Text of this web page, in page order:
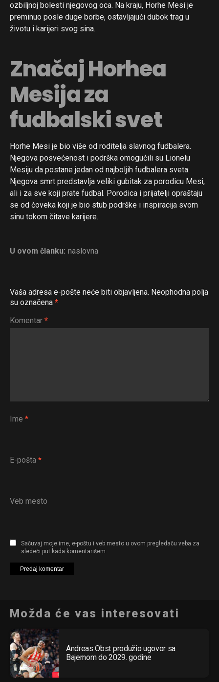
ozbiljnoj bolesti njegovog oca. Na kraju, Horhe Mesi je
preminuo posle duge borbe, ostavljajući dubok trag u
životu i karijeri svog sina.
Značaj Horhea
Mesija za
fudbalski svet
Horhe Mesi je bio više od roditelja slavnog fudbalera.
Njegova posvećenost i podrška omogućili su Lionelu
Mesiju da postane jedan od najboljih fudbalera sveta.
Njegova smrt predstavlja veliki gubitak za porodicu Mesi,
ali i za sve koji prate fudbal. Porodica i prijatelji opraštaju
se od čoveka koji je bio stub podrške i inspiracija svom
sinu tokom čitave karijere.
U ovom članku: naslovna
Vaša adresa e-pošte neće biti objavljena. Neophodna polja
su označena *
Komentar *
Ime *
E-pošta *
Veb mesto
Sačuvaj moje ime, e-poštu i veb mesto u ovom pregledaču veba za
sledeći put kada komentarišem.
Možda će vas interesovati
Andreas Obst produžio ugovor sa
Bajernom do 2029. godine
Pinterest
Email